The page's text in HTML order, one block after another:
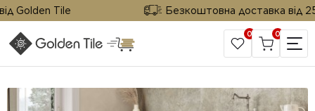
Golden Tile Безкоштовна доставка від 25
САЙТ КОМПАНІЇ
0 0